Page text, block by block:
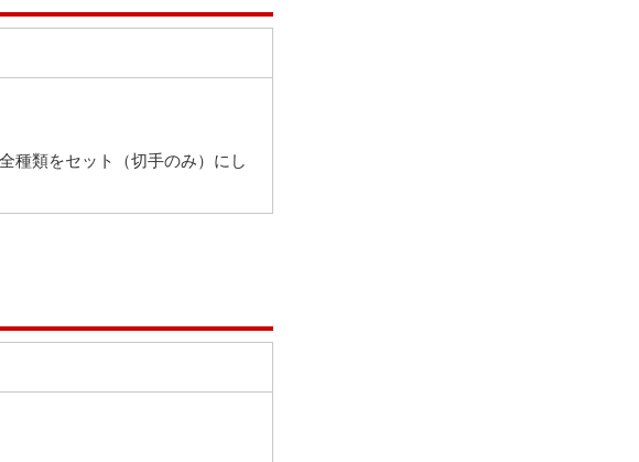
種類をセット（切手のみ）にし